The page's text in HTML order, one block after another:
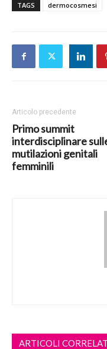
TAGS dermocosmesi
Articolo precedente
Primo summit
interdisciplinare
mutilazioni genitali
femminili
ARTICOLI